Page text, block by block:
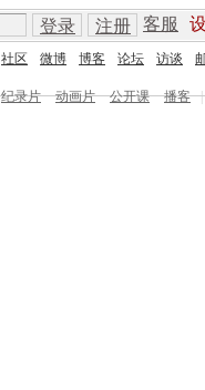
客服
登录 注册
社区 微博 博客 论坛 访谈
纪录片 动画片 公开课 播客 |